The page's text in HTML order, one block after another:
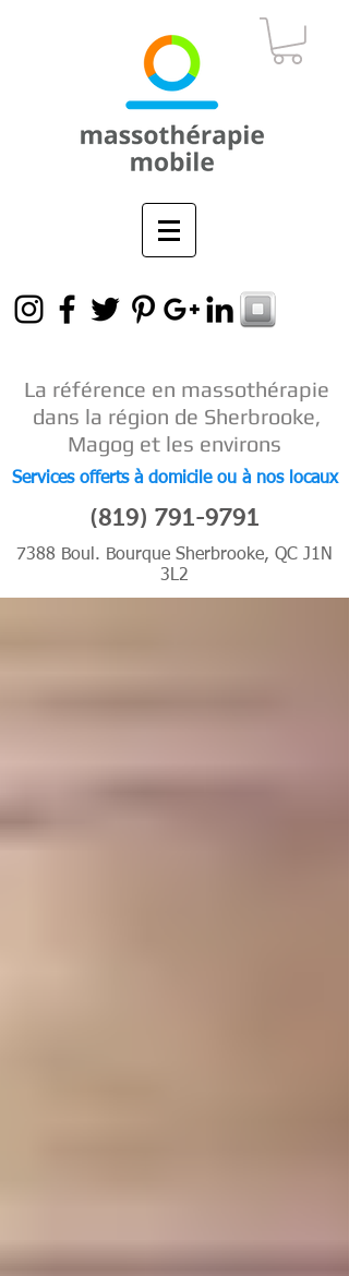
La référence en massothérapie
dans la région de Sherbrooke,
Magog et les environs
Services offerts à domicile ou à nos locaux
(819) 791-9791
7388 Boul. Bourque Sherbrooke, QC J1N
3L2